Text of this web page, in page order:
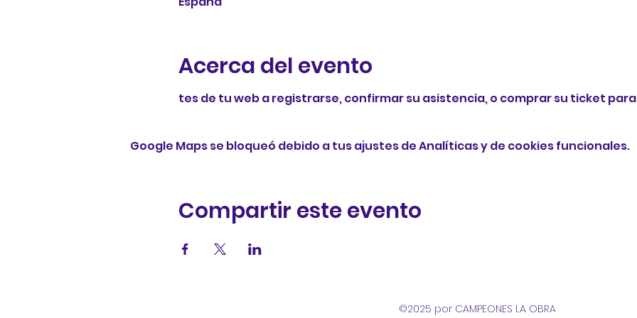
Acerca del evento
tes de tu web a registrarse, confirmar su asistencia, o comprar su ticket
Google Maps se bloqueó debido a tus ajustes de Analíticas y de cookies funcionales.
Compartir este evento
©2025 por CAMPEONES LA OBRA